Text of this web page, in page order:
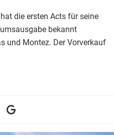
die ersten Acts für seine
bekannt
und Montez. Der Vorverkauf